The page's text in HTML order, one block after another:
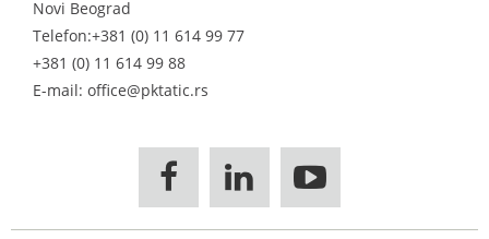
Novi Beograd
Telefon:+381 (0) 11 614 99 77
+381 (0) 11 614 99 88
E-mail: office@pktatic.rs
  